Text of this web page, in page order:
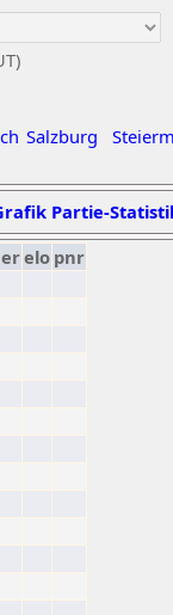
Salzburg
Partie-
elo pnr